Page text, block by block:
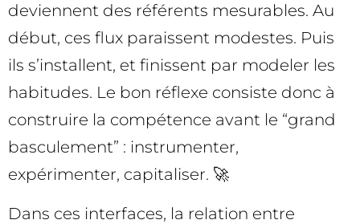
deviennent des référents mesurables. Au
début, ces flux paraissent modestes. Puis
ils s’installent, et finissent par modeler les
habitudes. Le bon réflexe consiste donc à
construire la compétence avant le “grand
basculement” : instrumenter,
expérimenter, capitaliser. 🚀
Dans ces interfaces, la relation entre